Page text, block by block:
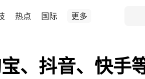
热点 国际 更多
、抖音、快手